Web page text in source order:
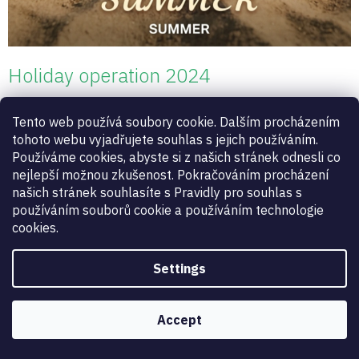
Tento web používá soubory cookie. Dalším procházením
tohoto webu vyjadřujete souhlas s jejich používáním.
Používáme cookies, abyste si z našich stránek odnesli co
nejlepší možnou zkušenost. Pokračováním procházení
našich stránek souhlasíte s Pravidly pro souhlas s
používáním souborů cookie a používáním technologie
cookies.
Settings
Accept
Holiday operation 2024
27.07.2024
Dear fencers and fencing friends, We believe that you will fully enjoy
this year's Olympic holidays...
L
i
t
i
g
o
n
1items total